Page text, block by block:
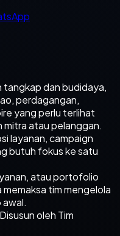
tangkap dan budidaya,
perdagangan,
yang perlu terlihat
mitra atau pelanggan.
layanan, campaign
butuh fokus ke satu
atau portofolio
tim mengelola
Disusun oleh Tim